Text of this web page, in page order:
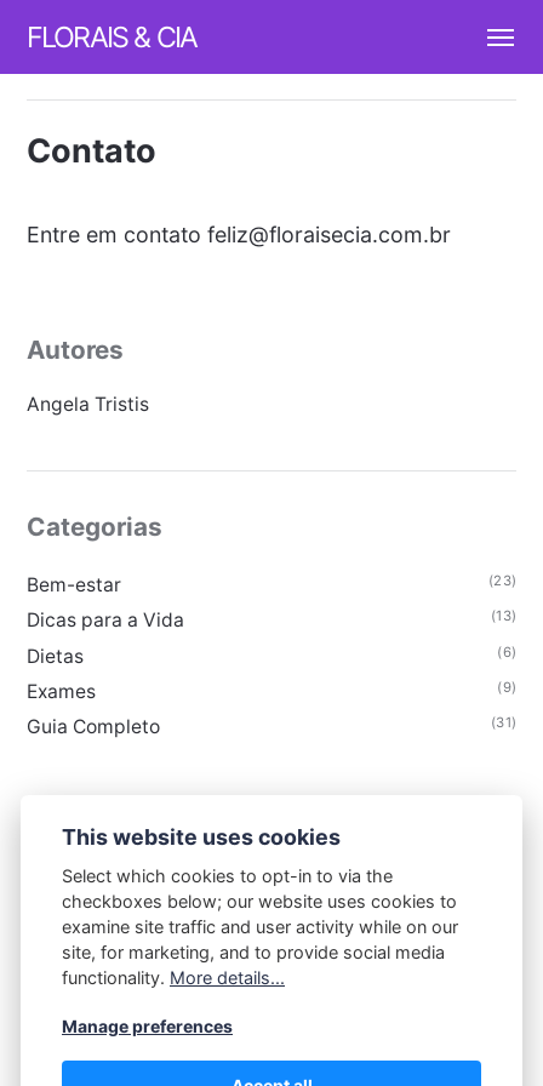
FLORAIS & CIA
Contato
Entre em contato feliz@floraisecia.com.br
Autores
Angela Tristis
Categorias
Bem-estar (23)
Dicas para a Vida (13)
Dietas (6)
Exames (9)
Guia Completo (31)
FLORAIS & CIA
Contato Termos de uso
Política de privacidade
Sobre
This website uses cookies
Select which cookies to opt-in to via the
checkboxes below; our website uses cookies to
examine site traffic and user activity while on our
site, for marketing, and to provide social media
functionality. More details...
Manage preferences